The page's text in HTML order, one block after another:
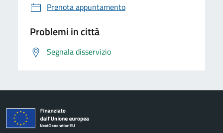
Prenota appuntamento
Problemi in città
Segnala disservizio